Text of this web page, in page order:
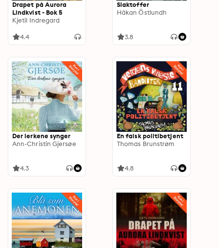
Drapet på Aurora
Lindkvist - Bok 5
Kjetil Indregard
4.4
Slaktoffer
Håkan Östlundh
3.8
Der lerkene synger
Ann-Christin Gjersøe
4.3
En falsk politibetjent
Thomas Brunstrøm
4.8